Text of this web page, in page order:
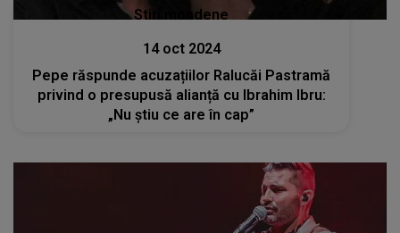
Stiri mondene
14 oct 2024
Pepe răspunde acuzațiilor Ralucăi Pastramă
privind o presupusă alianță cu Ibrahim Ibru:
„Nu ştiu ce are în cap”